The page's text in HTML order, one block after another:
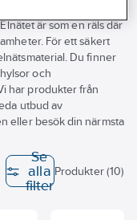
är som en räls där
För ett säkert
Du finner
och
har produkter från
utbud av
eller besök din närmsta
Se
alla
filter
Produkter (10)